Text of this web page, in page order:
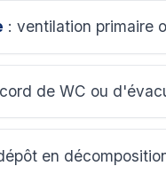
: ventilation primaire
de WC ou
en